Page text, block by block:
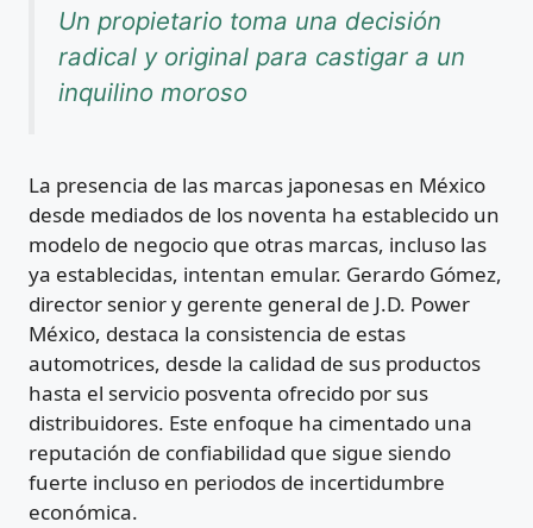
Un propietario toma una decisión
radical y original para castigar a un
inquilino moroso
La presencia de las marcas japonesas en México
desde mediados de los noventa ha establecido un
modelo de negocio que otras marcas, incluso las
ya establecidas, intentan emular. Gerardo Gómez,
director senior y gerente general de J.D. Power
México, destaca la consistencia de estas
automotrices, desde la calidad de sus productos
hasta el servicio posventa ofrecido por sus
distribuidores. Este enfoque ha cimentado una
reputación de confiabilidad que sigue siendo
fuerte incluso en periodos de incertidumbre
económica.